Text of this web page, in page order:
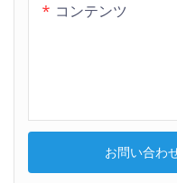
コンテンツ
お問い合わ